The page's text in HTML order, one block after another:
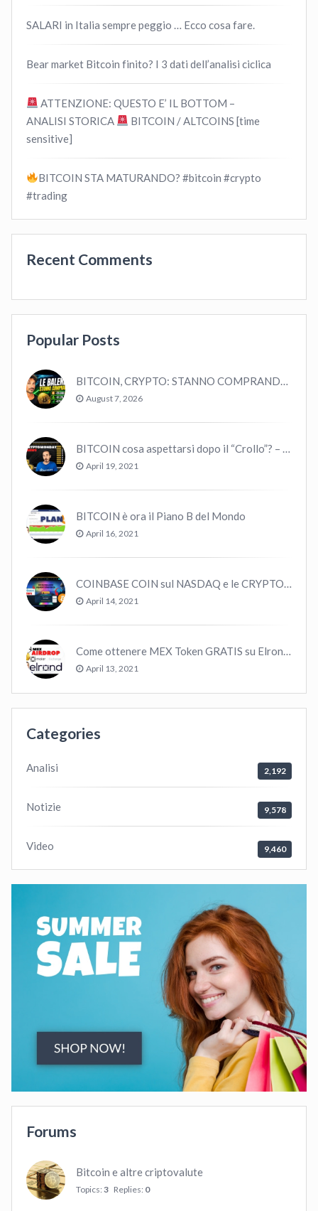
SALARI in Italia sempre peggio … Ecco cosa fare.
Bear market Bitcoin finito? I 3 dati dell’analisi ciclica
ATTENZIONE: QUESTO E’ IL BOTTOM –
ANALISI STORICA
BITCOIN / ALTCOINS [time
sensitive]
BITCOIN STA MATURANDO? #bitcoin #crypto
#trading
Recent Comments
Popular Posts
August 7, 2026
April 19, 2021
BITCOIN è ora il Piano B del Mondo
April 16, 2021
April 14, 2021
April 13, 2021
Categories
Analisi 2,192
Notizie 9,578
Video 9,460
Forums
Bitcoin e altre criptovalute
Topics: 3 Replies: 0